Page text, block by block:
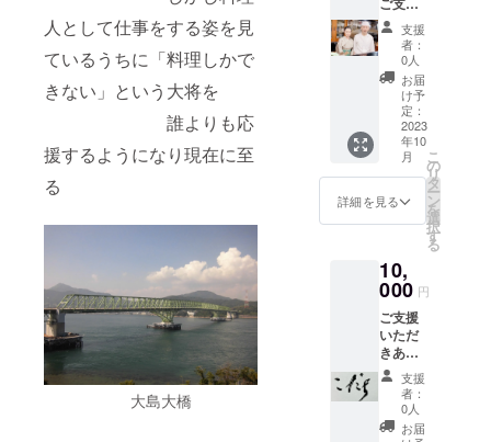
人として仕事をする姿を見
ているうちに「料理しかで
きない」という大将を
誰よりも応
援するようになり現在に至
る
大島大橋
いただ
きあり
がとう
ござい
ます 心
を込め
てお礼
状を書
かせて
いただ
きま
す。
支援
者：
0人
お届
け予
定：
2023
年10
月
詳細を見る
こ
の
リ
タ
ー
ン
を
選
択
す
る
10,
000 円
ご支援
いただ
きあり
がとう
ござい
ます！
お礼の
支援
者：
0人
お届